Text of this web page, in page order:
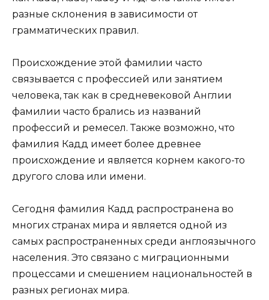
разные склонения в зависимости от
грамматических правил.
Происхождение этой фамилии часто
связывается с профессией или занятием
человека, так как в средневековой Англии
фамилии часто брались из названий
профессий и ремесел. Также возможно, что
фамилия Кадд имеет более древнее
происхождение и является корнем какого-то
другого слова или имени.
Сегодня фамилия Кадд распространена во
многих странах мира и является одной из
самых распространенных среди англоязычного
населения. Это связано с миграционными
процессами и смешением национальностей в
разных регионах мира.